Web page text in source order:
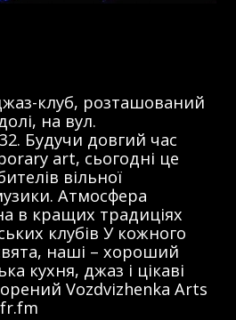
клуб, розташований
на вул.
Будучи довгий час
art, сьогодні це
вільної
Атмосфера
в кращих традиціях
клубів У кожного
наші – хороший
кухня, джаз і цікаві
Vozdvizhenka Arts